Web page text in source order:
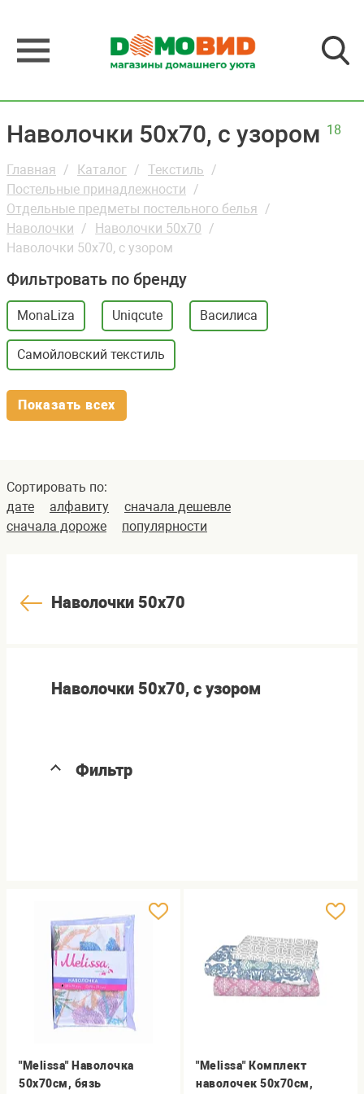
Наволочки 50х70, с узором 18
Главная Каталог
Текстиль
Постельные принадлежности
Отдельные предметы постельного белья
Наволочки
Наволочки 50х70
Наволочки 50х70, с узором
Фильтровать по бренду
MonaLiza Uniqcute Василиса
Самойловский текстиль
Показать всех
Сортировать по:
дате
алфавиту
сначала дешевле
сначала дороже
популярности
Наволочки 50х70
Наволочки 50х70, с узором
Фильтр
"Melissa" Наволочка
50х70см, бязь
"Melissa" Комплект
наволочек 50х70см,